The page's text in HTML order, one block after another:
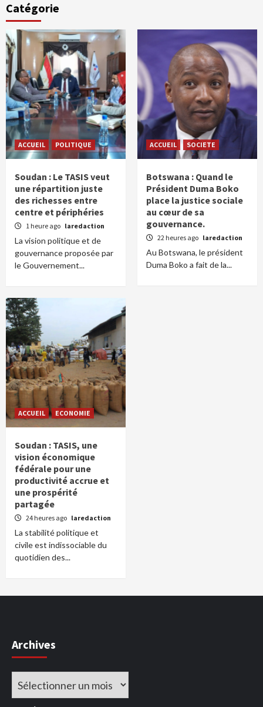
Catégorie
ACCUEIL POLITIQUE
Soudan : Le TASIS veut
une répartition juste
des richesses entre
centre et périphéries
1 heure ago laredaction
La vision politique et de
gouvernance proposée par
le Gouvernement...
ACCUEIL SOCIETE
Botswana : Quand le
Président Duma Boko
place la justice sociale
au cœur de sa
gouvernance.
22 heures ago laredaction
Au Botswana, le président
Duma Boko a fait de la...
ACCUEIL ECONOMIE
Soudan : TASIS, une
vision économique
fédérale pour une
productivité accrue et
une prospérité
partagée
24 heures ago laredaction
La stabilité politique et
civile est indissociable du
quotidien des...
Archives
Archives